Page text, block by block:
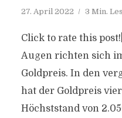
27. April 2022 3 Min.
Click to rate this
Augen richten sich
Goldpreis. In den
hat der Goldpreis
Höchststand von